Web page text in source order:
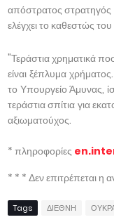
απόστρατος στρατηγός
ελέγχει το καθεστώς
"Τεράστια χρηματικά
είναι ξέπλυμα
το Υπουργείο Άμυνας,
τεράστια σπίτια για
αξιωματούχος.
* πληροφορίες
* * * Δεν επιτρέπεται η
Tags ΔΙΕΘΝΗ